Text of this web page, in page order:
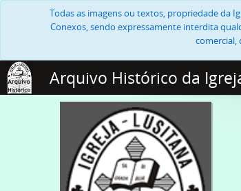
Todas as imagens ou textos, propriedade da
Conexos, sendo expressamente interdita
comercial,
Arquivo Histórico da